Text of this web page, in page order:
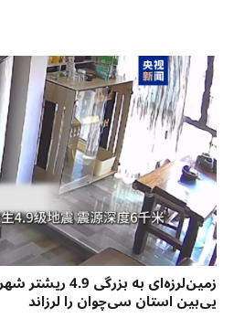
زمین‌لرزه‌ای به
یی‌بین استان سی‌چوان را لرزاند